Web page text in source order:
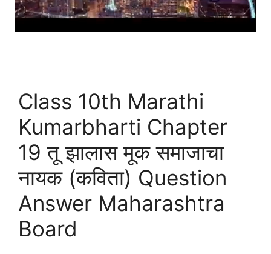
Class 10th Marathi
Kumarbharti Chapter
19 तू झालास मूक समाजाचा
नायक (कविता) Question
Answer Maharashtra
Board